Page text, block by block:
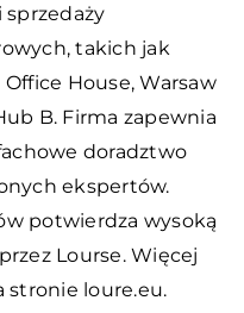
sprzedaży
takich jak
House, Warsaw
B. Firma zapewnia
doradztwo
ekspertów.
potwierdza wysoką
Lourse. Więcej
stronie loure.eu.